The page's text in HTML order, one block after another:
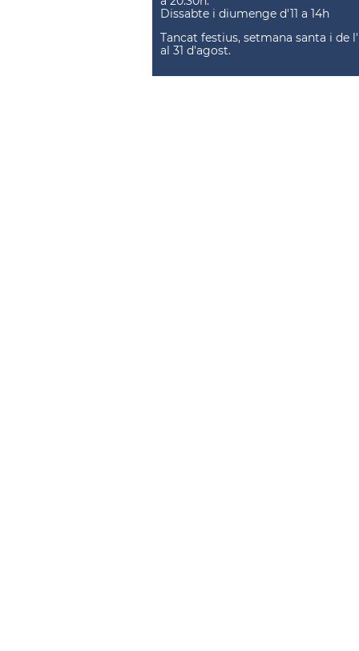
Dissabte i diumenge d'11 a 14h
Tancat festius, setmana santa i de
al 31 d'agost.